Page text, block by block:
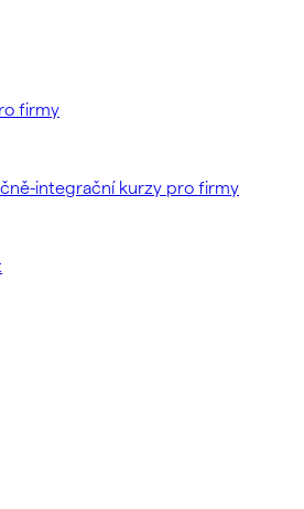
firmy
integrační kurzy pro firmy